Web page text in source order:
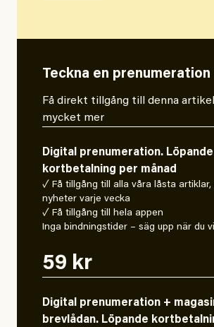
Teckna en prenumeration
Få direkt tillgång till denna
mycket mer
Digital prenumeration. Löpande
kortbetalning per månad
✓ Få tillgång till alla våra låsta artiklar,
nyheter varje vecka
✓ Få tillgång till hela appen
Inga bindningstider – säg upp när du
59 kr
Digital prenumeration +
brevlådan. Löpande